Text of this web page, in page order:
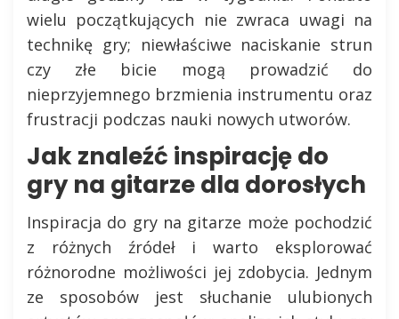
wielu początkujących nie zwraca uwagi na
technikę gry; niewłaściwe naciskanie strun
czy złe bicie mogą prowadzić do
nieprzyjemnego brzmienia instrumentu oraz
frustracji podczas nauki nowych utworów.
Jak znaleźć inspirację do
gry na gitarze dla dorosłych
Inspiracja do gry na gitarze może pochodzić
z różnych źródeł i warto eksplorować
różnorodne możliwości jej zdobycia. Jednym
ze sposobów jest słuchanie ulubionych